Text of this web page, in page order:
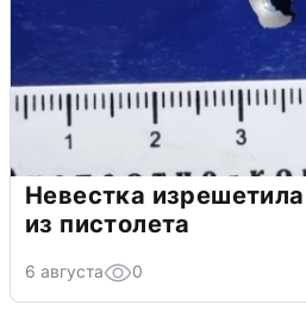
Невестка
из пистолета
6 августа 0